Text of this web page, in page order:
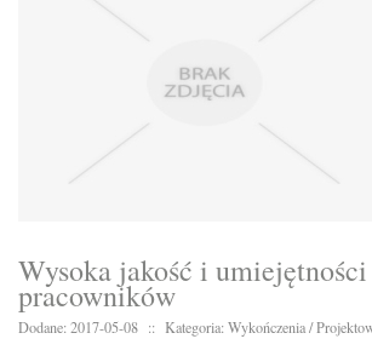
Wysoka jakość i
pracowników
Dodane: 2017-05-08 :: Kategoria: Wykończenia /